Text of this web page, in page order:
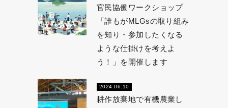
官民協働ワークショップ
「誰もがMLGsの取り組み
を知り・参加したくなる
ような仕掛けを考えよ
う！」を開催します
2024.06.10
耕作放棄地で有機農業し